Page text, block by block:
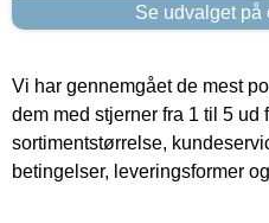
Se udvalget på
Vi har gennemgået de mest
dem med stjerner fra 1 til 5 ud
sortimentstørrelse,
betingelser, leveringsformer